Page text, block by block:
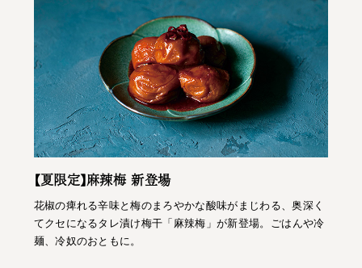
【夏限定】麻辣梅 新登場
花椒の痺れる辛味と梅のまろやかな酸味がまじわる、奥深く
てクセになるタレ漬け梅干「麻辣梅」が新登場。ごはんや冷
麺、冷奴のおともに。